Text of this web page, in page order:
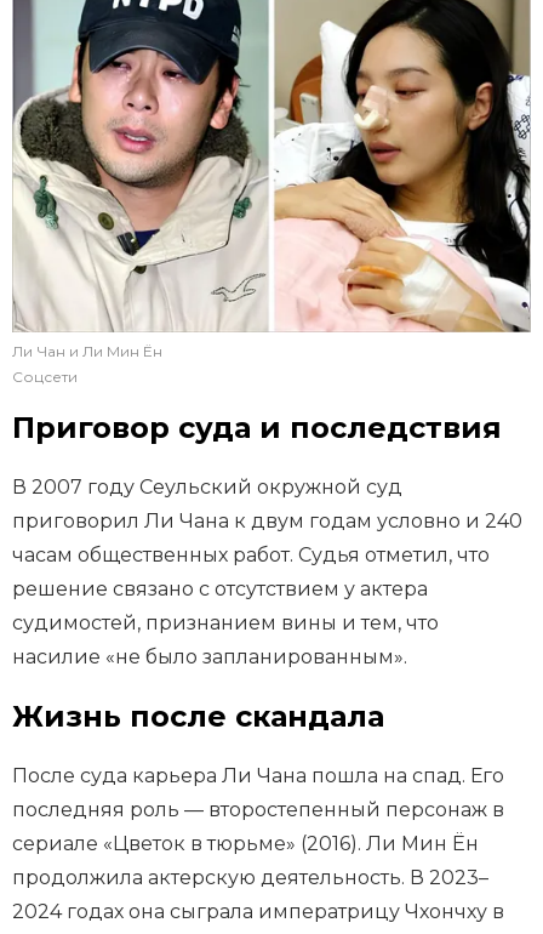
Ли Чан и Ли Мин Ён
Соцсети
Приговор суда и последствия
В 2007 году Сеульский окружной суд
приговорил Ли Чана к двум годам условно и 240
часам общественных работ. Судья отметил, что
решение связано с отсутствием у актера
судимостей, признанием вины и тем, что
насилие «не было запланированным».
Жизнь после скандала
После суда карьера Ли Чана пошла на спад. Его
последняя роль — второстепенный персонаж в
сериале «Цветок в тюрьме» (2016). Ли Мин Ён
продолжила актерскую деятельность. В 2023–
2024 годах она сыграла императрицу Чхончху в